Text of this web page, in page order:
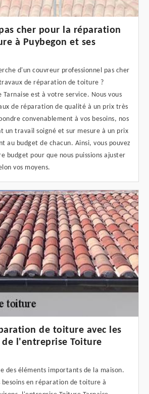
cher pour la réparation
à Puybegon et ses
d'un couvreur professionnel pas cher
de réparation de toiture ?
est à votre service. Nous vous
de réparation de qualité à un prix très
convenablement à vos besoins, nos
un travail soigné et sur mesure à un prix
au budget de chacun. Ainsi, vous pouvez
budget pour que nous puissions ajuster
vos moyens.
de toiture avec les
de l'entreprise Toiture
des éléments importants de la maison.
besoins en réparation de toiture à